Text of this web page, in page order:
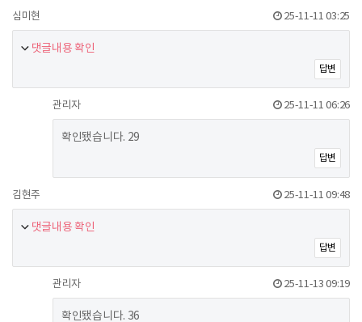
심미현 25-11-11 03:25
댓글내용 확인
답변
관리자 25-11-11 06:26
확인됐습니다. 29
답변
김현주 25-11-11 09:48
댓글내용 확인
답변
관리자 25-11-13 09:19
확인됐습니다. 36